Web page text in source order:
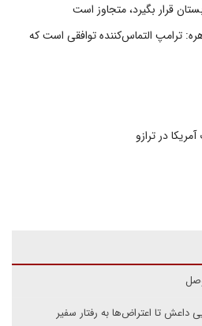
قرار بگیرد، متجاوز است
ترامپ التماس‌کننده توافقی است که
در ترازو
داعش تا اعتراض‌ها به رفتار سفیر